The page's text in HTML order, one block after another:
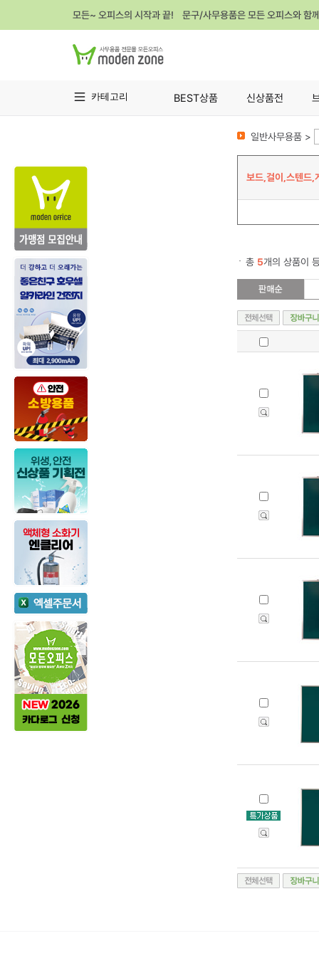
모든~ 오피스의 시작과 끝! 문구/사무용품은 모든 오피스와 함
카테고리 BEST상품 신상품전
일반사무용품 >
보드,걸이,스텐드,
총 5개의 상품이